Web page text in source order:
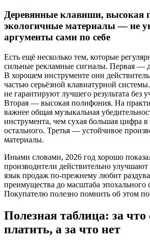
Деревянные клавиши, высокая
экологичные материалы — не
аргументы сами по себе
Есть ещё несколько тем, которые
сильные рекламные сигналы. Первая —
В хорошем инструменте они
частью серьёзной клавиатурной
не гарантируют лучшего результата без
Вторая — высокая полифония. На
важнее общая музыкальная
инструмента, чем сухая большая цифра в
остального. Третья — устойчивое
материалы.
Иными словами, 2026 год хорошо
производители действительно
язык продаж по-прежнему любит
преимущества до масштаба эпохального
Покупателю полезно помнить об этом
Полезная таблица: за что
платить, а за что нет